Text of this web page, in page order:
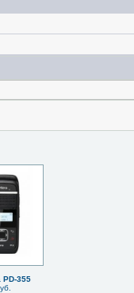
PD-355